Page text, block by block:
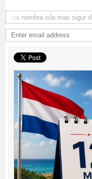
nombra isla mas sigur di